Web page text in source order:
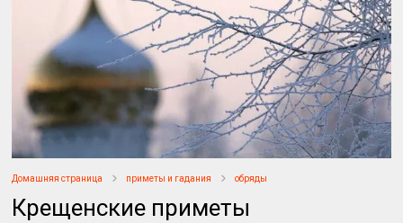
Домашняя страница приметы и гадания обряды
Крещенские приметы